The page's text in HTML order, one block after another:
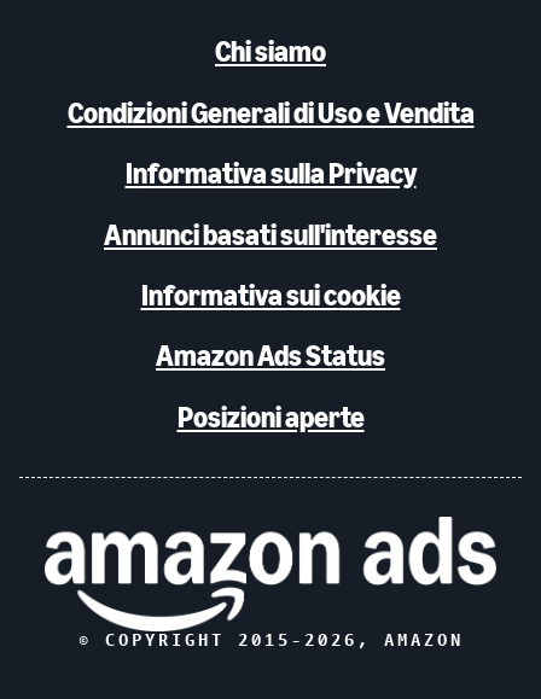
Chi siamo
Condizioni Generali di Uso e Vendita
Informativa sulla Privacy
Annunci basati sull'interesse
Informativa sui cookie
Amazon Ads Status
Posizioni aperte
© COPYRIGHT 2015- 2026 , AMAZON